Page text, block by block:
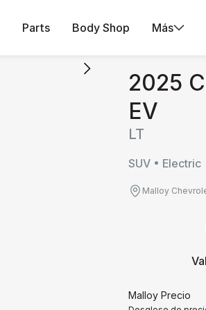
Parts Body Shop Más
2025
EV
LT
SUV • Electric
Malloy
Malloy Precio